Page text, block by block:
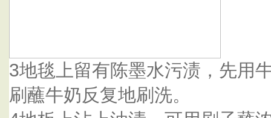
3地毯上留有陈墨水污渍，先用
刷蘸牛奶反复地刷洗。